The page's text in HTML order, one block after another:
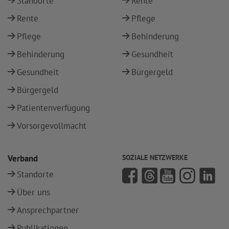
Rente
Pflege
Behinderung
Gesundheit
Bürgergeld
Patientenverfügung
Vorsorgevollmacht
Pflege
Behinderung
Gesundheit
Bürgergeld
Verband
Standorte
Über uns
Ansprechpartner
SOZIALE NETZWERKE